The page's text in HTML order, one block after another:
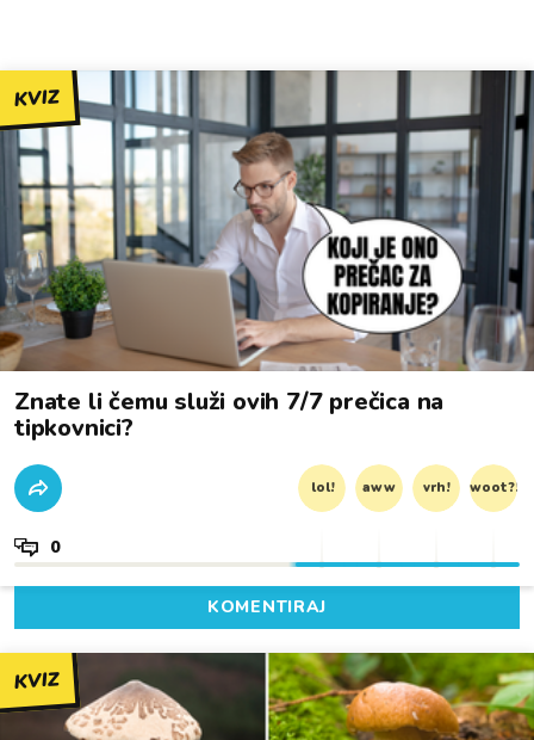
KVIZ
Znate li čemu služi ovih 7/7 prečica na
tipkovnici?
lol! aww vrh! woot?!
0
KOMENTIRAJ
KVIZ